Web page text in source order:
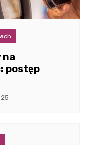
na
postęp